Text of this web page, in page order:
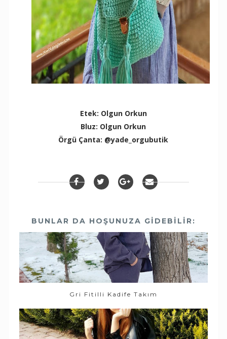
Etek: Olgun Orkun
Bluz: Olgun Orkun
Örgü Çanta: @yade_orgubutik
BUNLAR DA HOŞUNUZA GIDEBILIR:
Gri Fitilli Kadife Takım